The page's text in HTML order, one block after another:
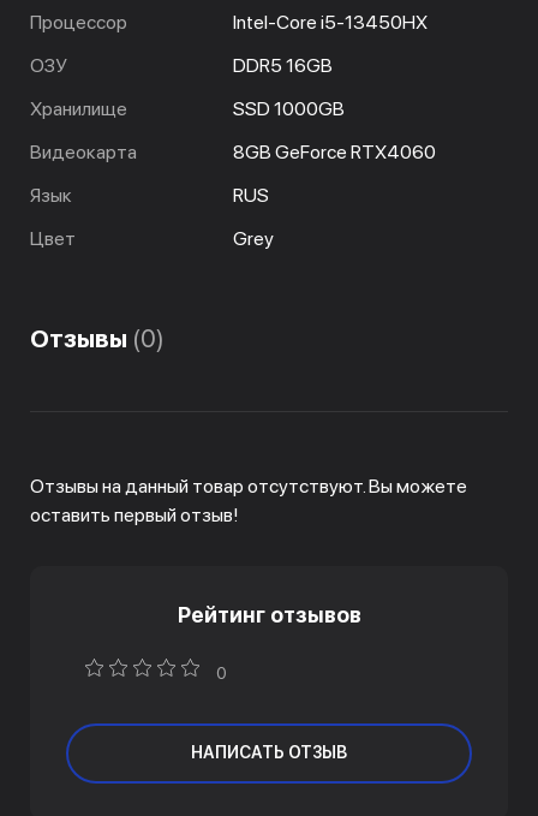
Процессор
Intel-Core i5-13450HX
ОЗУ
DDR5 16GB
Хранилище
SSD 1000GB
Видеокарта
8GB GeForce RTX4060
Язык
RUS
Цвет
Grey
Отзывы (0)
Отзывы на данный товар отсутствуют. Вы можете
оставить первый отзыв!
Рейтинг отзывов
0
НАПИСАТЬ ОТЗЫВ